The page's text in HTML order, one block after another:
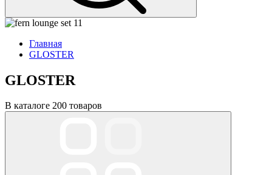
Главная
GLOSTER
GLOSTER
В каталоге 200 товаров